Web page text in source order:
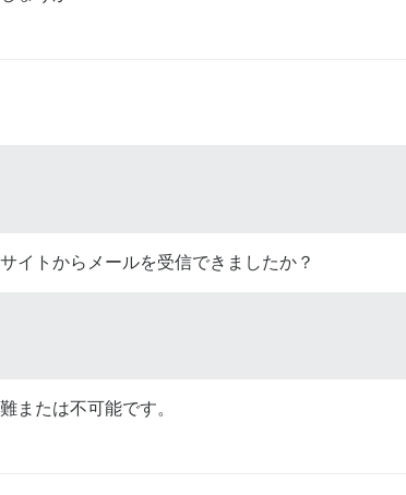
イトからメールを受信できましたか？
または不可能です。